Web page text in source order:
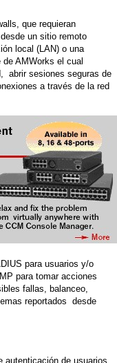
que requieran
un sitio remoto
local (LAN) o una
AMWorks el cual
abrir sesiones seguras de
a través de la red
para usuarios y/o
para tomar acciones
fallas, balanceo,
reportados desde
de usuarios,